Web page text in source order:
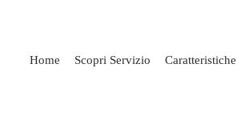
Home Scopri Servizio Caratteristiche